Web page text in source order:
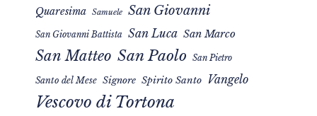
Quaresima Samuele San Giovanni
San Giovanni Battista San Luca San Marco
San Matteo San Paolo San Pietro
Santo del Mese Signore Spirito Santo Vangelo
Vescovo di Tortona